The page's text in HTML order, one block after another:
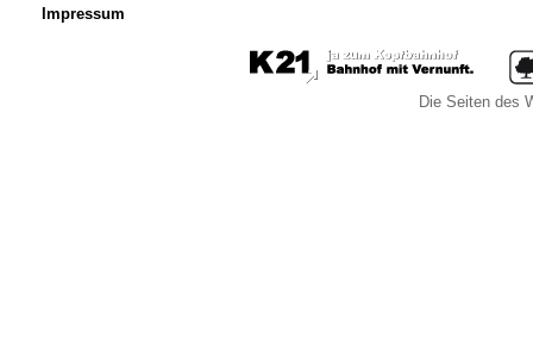
Impressum
Die Seiten des